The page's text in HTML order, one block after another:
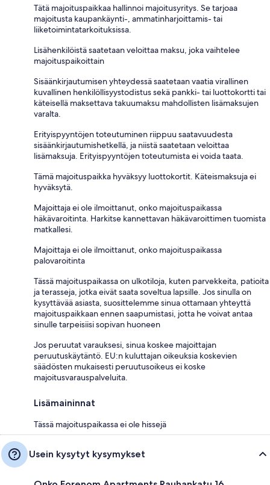
Tätä majoituspaikkaa hallinnoi majoitusyritys. Se tarjoaa
majoitusta kaupankäynti-, ammatinharjoittamis- tai
liiketoimintatarkoituksissa.
Lisähenkilöistä saatetaan veloittaa maksu, joka vaihtelee
majoituspaikoittain
Sisäänkirjautumisen yhteydessä saatetaan vaatia virallinen
kuvallinen henkilöllisyystodistus sekä pankki- tai luottokortti tai
käteisellä maksettava takuumaksu mahdollisten lisämaksujen
varalta.
Erityispyyntöjen toteutuminen riippuu saatavuudesta
sisäänkirjautumishetkellä, ja niistä saatetaan veloittaa
lisämaksuja. Erityispyyntöjen toteutumista ei voida taata.
Tämä majoituspaikka hyväksyy luottokortit. Käteismaksuja ei
hyväksytä.
Majoittaja ei ole ilmoittanut, onko majoituspaikassa
häkävaroitinta. Harkitse kannettavan häkävaroittimen tuomista
matkallesi.
Majoittaja ei ole ilmoittanut, onko majoituspaikassa
palovaroitinta
Tässä majoituspaikassa on ulkotiloja, kuten parvekkeita, patioita
ja terasseja, jotka eivät saata soveltua lapsille. Jos sinulla on
kysyttävää asiasta, suosittelemme sinua ottamaan yhteyttä
majoituspaikkaan ennen saapumistasi, jotta he voivat antaa
sinulle tarpeisiisi sopivan huoneen
Jos peruutat varauksesi, sinua koskee majoittajan
peruutuskäytäntö. EU:n kuluttajan oikeuksia koskevien
säädösten mukaisesti peruutusoikeus ei koske
majoitusvarauspalveluita.
Lisämaininnat
Tässä majoituspaikassa ei ole hissejä
Usein kysytyt kysymykset